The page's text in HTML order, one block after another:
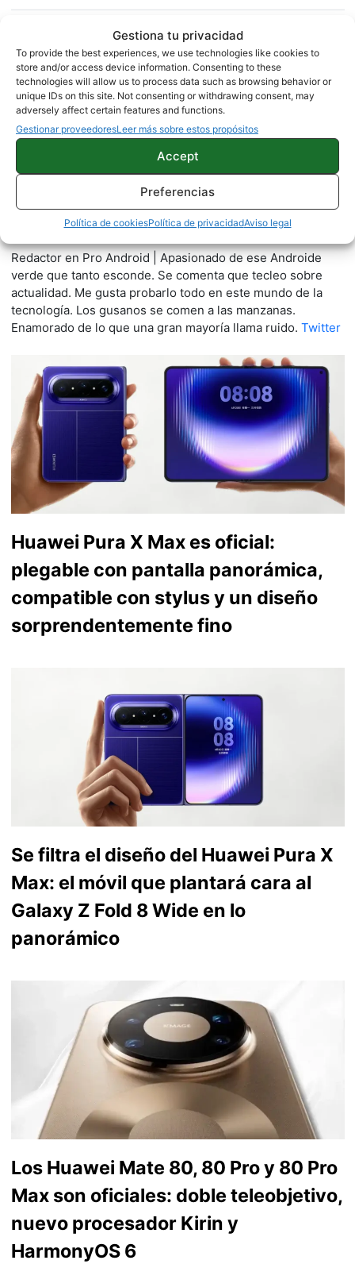
Gestiona tu privacidad
To provide the best experiences, we use technologies like cookies to
store and/or access device information. Consenting to these
technologies will allow us to process data such as browsing behavior or
unique IDs on this site. Not consenting or withdrawing consent, may
adversely affect certain features and functions.
Gestionar proveedoresLeer más sobre estos propósitos
Accept
Preferencias
Política de cookiesPolítica de privacidadAviso legal
Sobre este autor
Quelian Sanz
Redactor en Pro Android | Apasionado de ese Androide
verde que tanto esconde. Se comenta que tecleo sobre
actualidad. Me gusta probarlo todo en este mundo de la
tecnología. Los gusanos se comen a las manzanas.
Enamorado de lo que una gran mayoría llama ruido. Twitter
Huawei Pura X Max es oficial:
plegable con pantalla panorámica,
compatible con stylus y un diseño
sorprendentemente fino
Se filtra el diseño del Huawei Pura X
Max: el móvil que plantará cara al
Galaxy Z Fold 8 Wide en lo
panorámico
Los Huawei Mate 80, 80 Pro y 80 Pro
Max son oficiales: doble teleobjetivo,
nuevo procesador Kirin y
HarmonyOS 6